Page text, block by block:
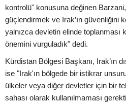
kontrolü" konusuna değinen
güçlendirmek ve Irak’ın güvenliğini
yalnızca devletin elinde toplanması
önemini vurguladık" dedi.
Kürdistan Bölgesi Başkanı, Irak’ın
ise "Irak'ın bölgede bir istikrar
ülkeler veya diğer devletler için bir
sahası olarak kullanılmaması